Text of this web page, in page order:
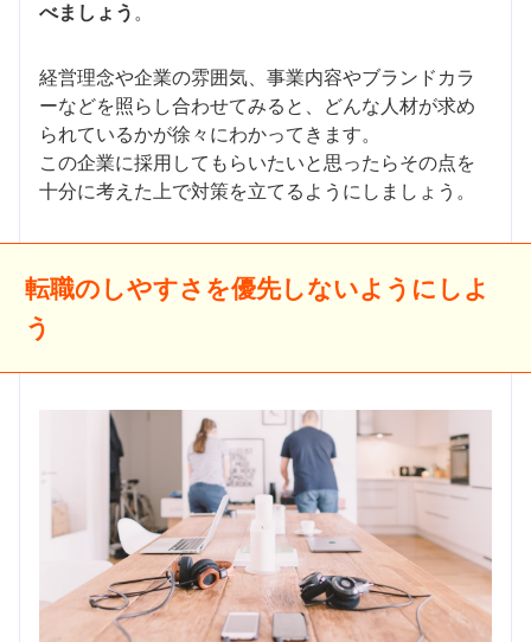
べましょう 。
経営理念や企業の雰囲気、事業内容やブランドカラ
ーなどを照らし合わせてみると、どんな人材が求め
られているかが徐々にわかってきます。
この企業に採用してもらいたいと思ったらその点を
十分に考えた上で対策を立てるようにしましょう。
転職のしやすさを優先しないようにしよ
う